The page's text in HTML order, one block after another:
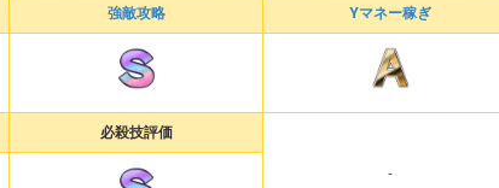
強敵攻略 Yマネー稼ぎ
必殺技評価
-